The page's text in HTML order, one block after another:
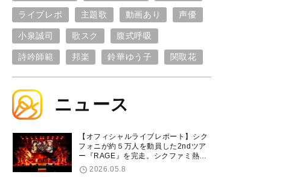
ライブレポ 主題歌 動画あり 声優
小泉誠司 歌スク 腹式呼吸
詩吟師範 邦楽 鈴華ゆう子 関取花
ニュース
【オフィシャルライブレポート】シク
フォニが約５万人を動員した2ndツア
ー『RAGE』を完走。シクファミ熱狂
のKアリーナ横浜ファイナル公演の模
様をお届け！
2026.05.8